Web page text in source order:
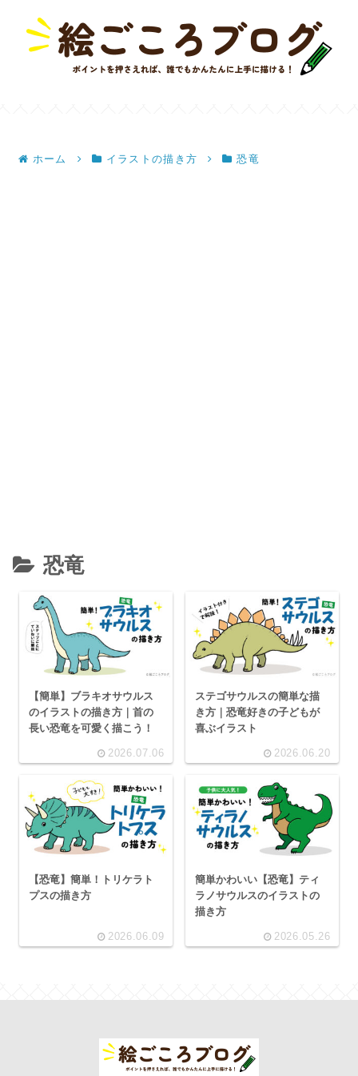
ホーム イラストの描き方 恐竜
恐竜
【簡単】ブラキオサウルス
のイラストの描き方｜首の
長い恐竜を可愛く描こう！
2026.07.06
ステゴサウルスの簡単な描
き方｜恐竜好きの子どもが
喜ぶイラスト
2026.06.20
【恐竜】簡単！トリケラト
プスの描き方
2026.06.09
簡単かわいい【恐竜】ティ
ラノサウルスのイラストの
描き方
2026.05.26